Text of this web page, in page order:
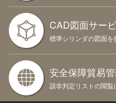
CAD図面サー
標準シリンダの図面を
安全保障貿易
該非判定リストの閲覧